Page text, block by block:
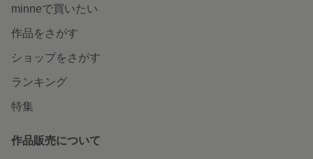
minneで買いたい
作品をさがす
ショップをさがす
ランキング
特集
作品販売について